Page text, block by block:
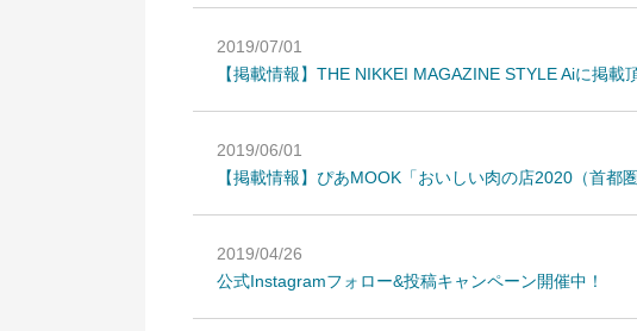
2019/07/01
【掲載情報】THE NIKKEI MAGAZINE STYLE Aiに掲載
2019/06/01
【掲載情報】ぴあMOOK「おいしい肉の店2020（首都
2019/04/26
公式Instagramフォロー&投稿キャンペーン開催中！